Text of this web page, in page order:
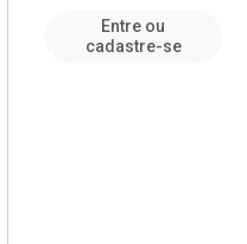
Entre ou
cadastre-se